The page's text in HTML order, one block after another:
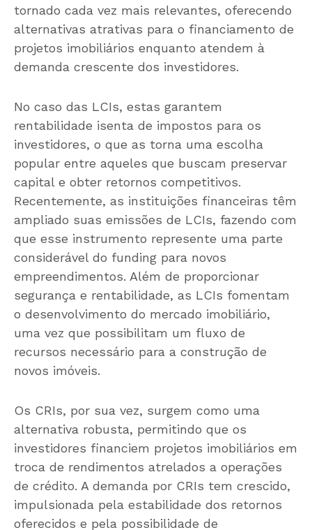
tornado cada vez mais relevantes, oferecendo
alternativas atrativas para o financiamento de
projetos imobiliários enquanto atendem à
demanda crescente dos investidores.
No caso das LCIs, estas garantem
rentabilidade isenta de impostos para os
investidores, o que as torna uma escolha
popular entre aqueles que buscam preservar
capital e obter retornos competitivos.
Recentemente, as instituições financeiras têm
ampliado suas emissões de LCIs, fazendo com
que esse instrumento represente uma parte
considerável do funding para novos
empreendimentos. Além de proporcionar
segurança e rentabilidade, as LCIs fomentam
o desenvolvimento do mercado imobiliário,
uma vez que possibilitam um fluxo de
recursos necessário para a construção de
novos imóveis.
Os CRIs, por sua vez, surgem como uma
alternativa robusta, permitindo que os
investidores financiem projetos imobiliários em
troca de rendimentos atrelados a operações
de crédito. A demanda por CRIs tem crescido,
impulsionada pela estabilidade dos retornos
oferecidos e pela possibilidade de